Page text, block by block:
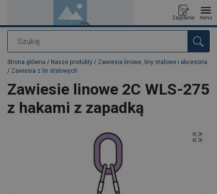
Szukaj
Zapytanie menu
Dodano do zapytania
Strona główna / Nasze produkty / Zawiesia linowe, liny stalowe i akcesoria
/ Zawiesia z lin stalowych
Zawiesie linowe 2C WLS-275
z hakami z zapadką